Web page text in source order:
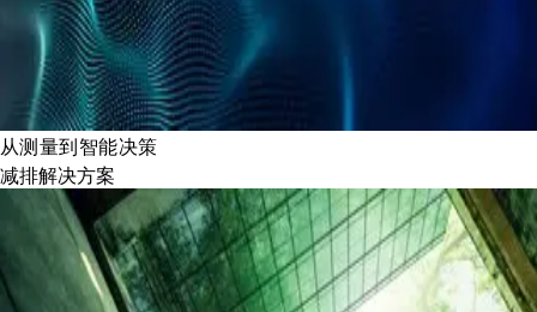
从测量到智能决策
减排解决方案